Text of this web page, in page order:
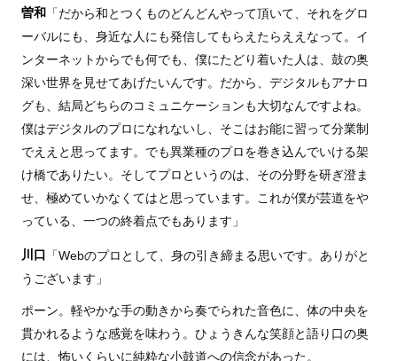
曽和「だから和とつくものどんどんやって頂いて、それをグロ
ーバルにも、身近な人にも発信してもらえたらええなって。イ
ンターネットからでも何でも、僕にたどり着いた人は、鼓の奥
深い世界を見せてあげたいんです。だから、デジタルもアナロ
グも、結局どちらのコミュニケーションも大切なんですよね。
僕はデジタルのプロになれないし、そこはお能に習って分業制
でええと思ってます。でも異業種のプロを巻き込んでいける架
け橋でありたい。そしてプロというのは、その分野を研ぎ澄ま
せ、極めていかなくてはと思っています。これが僕が芸道をや
っている、一つの終着点でもあります」
川口
「Webのプロとして、身の引き締まる思いです。ありがと
うございます」
ポーン。軽やかな手の動きから奏でられた音色に、体の中央を
貫かれるような感覚を味わう。ひょうきんな笑顔と語り口の奥
には、怖いくらいに純粋な小鼓道への信念があった。